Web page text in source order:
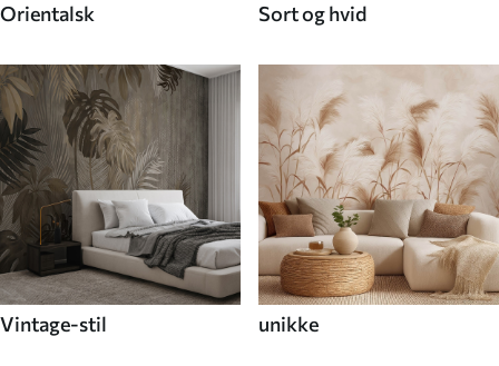
Orientalsk Sort og hvid
Vintage-stil unikke